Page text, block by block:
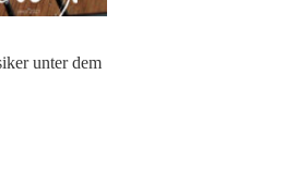
unter dem